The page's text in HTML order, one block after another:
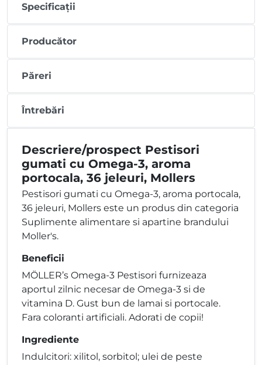
Specificații
Producător
Păreri
Întrebări
Descriere/prospect Pestisori
gumati cu Omega-3, aroma
portocala, 36 jeleuri, Mollers
Pestisori gumati cu Omega-3, aroma portocala,
36 jeleuri, Mollers este un produs din categoria
Suplimente alimentare si apartine brandului
Moller's.
Beneficii
MÖLLER’s Omega-3 Pestisori furnizeaza
aportul zilnic necesar de Omega-3 si de
vitamina D. Gust bun de lamai si portocale.
Fara coloranti artificiali. Adorati de copii!
Ingrediente
Indulcitori: xilitol, sorbitol; ulei de peste